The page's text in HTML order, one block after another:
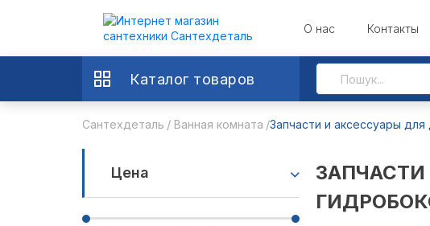
О нас Контакты
Каталог товаров
Сантехдеталь Ванная комната Запчасти и аксессуары
Цена